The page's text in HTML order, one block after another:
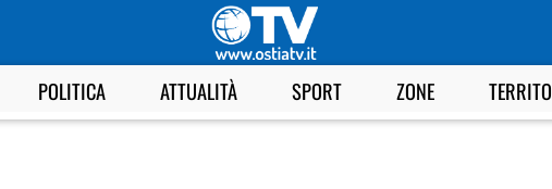
POLITICA ATTUALITÀ SPORT ZONE